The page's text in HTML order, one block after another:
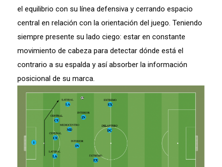
el equilibrio con su línea defensiva y cerrando espacio
central en relación con la orientación del juego. Teniendo
siempre presente su lado ciego: estar en constante
movimiento de cabeza para detectar dónde está el
contrario a su espalda y así absorber la información
posicional de su marca.